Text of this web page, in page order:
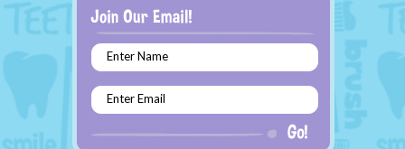
Enter Name
Enter Email